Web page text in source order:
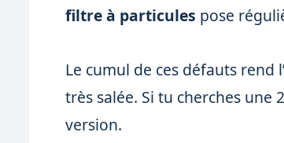
filtre à particules pose
Le cumul de ces défauts
très salée. Si tu cherches une
version.